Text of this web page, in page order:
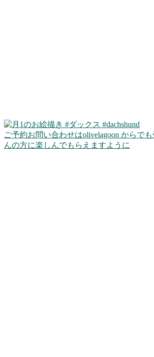
ご予約お問い合わせはolivelagoon からで
んの方に楽しんでもらえますように